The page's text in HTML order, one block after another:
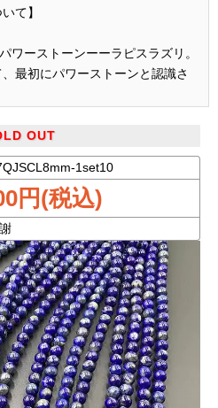
て】
ワーストーンーーラピスラズリ。
最初にパワーストーンと認識さ
ラズリを加工工場より直送して
です。
連を超激安に（1
。
ーのラピスラズリ
OUT
1set10
円(税込)